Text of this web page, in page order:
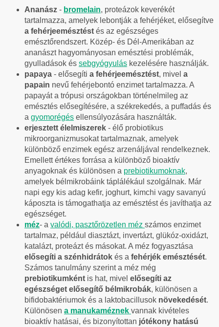
Ananász - bromelain, proteázok keverékét
tartalmazza, amelyek lebontják a fehérjéket, elősegítve
a fehérjeemésztést és az egészséges
emésztőrendszert. Közép- és Dél-Amerikában az
ananászt hagyományosan emésztési problémák,
gyulladások és sebgyógyulás kezelésére használják.
papaya - elősegíti a fehérjeemésztést, mivel a
papain nevű fehérjebontó enzimet tartalmazza. A
papayát a trópusi országokban történelmileg az
emésztés elősegítésére, a székrekedés, a puffadás és
a gyomorégés ellensúlyozására használták.
erjesztett élelmiszerek - élő probiotikus
mikroorganizmusokat tartalmaznak, amelyek
különböző enzimek egész arzenáljával rendelkeznek.
Emellett értékes forrása a különböző bioaktív
anyagoknak és különösen a prebiotikumoknak,
amelyek bélmikrobáink táplálékául szolgálnak. Már
napi egy kis adag kefir, joghurt, kimchi vagy savanyú
káposzta is támogathatja az emésztést és javíthatja az
egészséget.
méz- a valódi, pasztőrözetlen méz számos enzimet
tartalmaz, például diasztázt, invertázt, glükóz-oxidázt,
katalázt, proteázt és másokat. A méz fogyasztása
elősegíti a szénhidrátok és a fehérjék emésztését.
Számos tanulmány szerint a méz még
prebiotikumként is hat, mivel elősegíti az
egészséget elősegítő bélmikrobák, különösen a
bifidobaktériumok és a laktobacillusok növekedését.
Különösen a manukaméznek vannak kivételes
bioaktív hatásai, és bizonyítottan jótékony hatású